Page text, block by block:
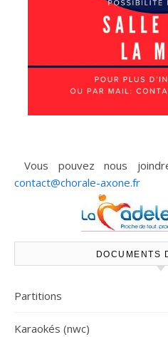
Vous pouvez nous
contact@chorale-axone.fr
DOCUMENTS
Partitions
Karaokés (nwc)